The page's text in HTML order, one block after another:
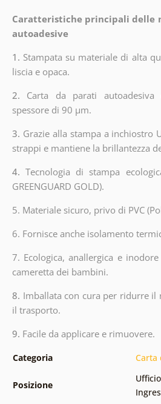
Caratteristiche principali delle
autoadesive
1. Stampata su materiale di alta
liscia e opaca.
2. Carta da parati
spessore di 90 µm.
3. Grazie alla stampa a inchiostro
strappi e mantiene la brillantezza
4.Tecnologia di stampa
GREENGUARD GOLD).
5. Materiale sicuro, privo di PVC
6. Fornisce anche isolamento
7. Ecologica, anallergica e
cameretta dei bambini.
8. Imballata con cura per ridurre il
il trasporto.
9. Facile da applicare e rimuovere.
Categoria Carta
Posizione
Ufficio